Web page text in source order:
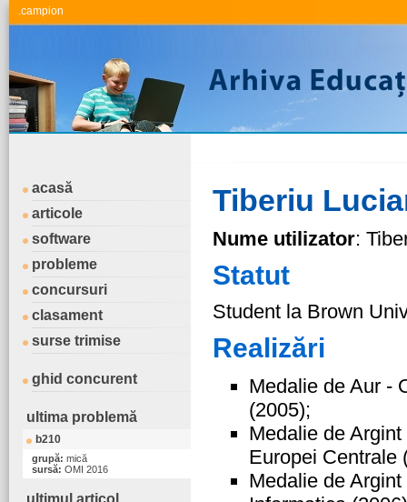
.campion
acasă
articole
software
probleme
concursuri
clasament
surse trimise
ghid concurent
ultima problemă
b210
grupă: mică
sursă: OMI 2016
ultimul articol
Tiberiu
Nume utilizator:
Statut
Student la Brown
Realizări
Medalie de Aur -
(2005);
Medalie de
Europei Centrale
Medalie de